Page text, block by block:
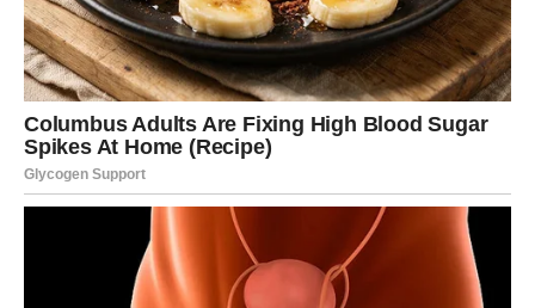
Vodolija je znak koji uvek razmišlja nekoliko koraka
unapred. Njena snaga leži u kreativnosti, originalnosti i
sposobnosti da vidi mogućnosti tamo gde drugi vide
prepreke.
U prethodnom periodu mnoge Vodolije su imale ideje i
planove koje možda nisu odmah mogle realizovati.
Ponekad su se suočavale sa nerazumevanjem okoline ili
sa situacijama koje su usporavale njihov napredak.